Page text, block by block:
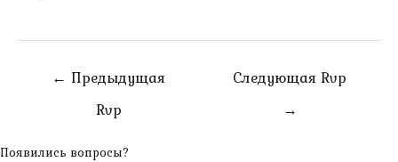
Навигация
← Предыдущая
Rvp
Следующая Rvp
→
Появились вопросы?